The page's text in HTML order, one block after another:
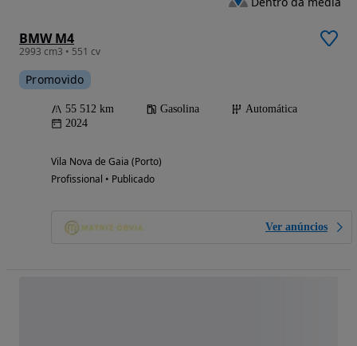
BMW M4
2993 cm3 • 551 cv
Promovido
55 512 km Gasolina
Automática
2024
Vila Nova de Gaia (Porto)
Profissional • Publicado
Ver anúncios